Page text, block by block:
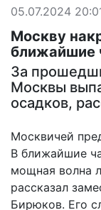
05.07.2024
Москву
ближайшие
За
Москвы
осадков,
Москвичей
В ближайшие
мощная волна
рассказал
Бирюков. Его